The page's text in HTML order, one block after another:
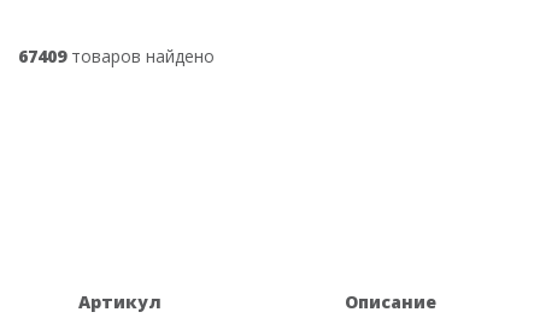
67409товаров найдено
Артикул Описание